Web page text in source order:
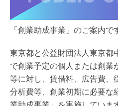
「創業助成事業」のご案内で
東京都と公益財団法人東京都
で創業予定の個人または創業
等に対し、賃借料、広告費、
分析費等、創業初期に必要な